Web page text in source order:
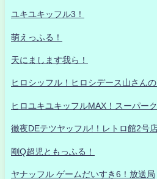
ユキユキッフル3！
萌えっふる！
天にまします我ら！
ヒロシッフル！ヒロシデース山さん
ヒロユキユキッフルMAX！スーパー
徹夜DEテツヤッフル!！レトロ館2号店
剛Q超児ともっふる！
ヤナッフル ゲームだいすき6！放送局